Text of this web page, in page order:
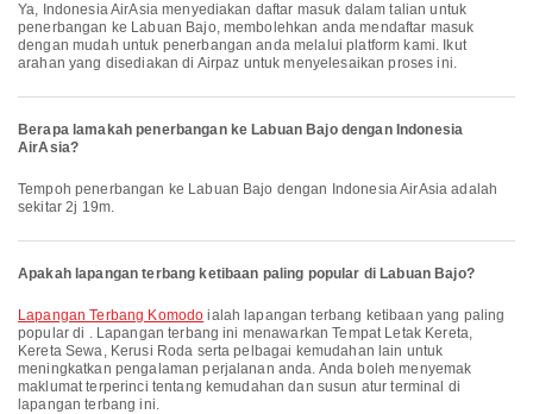
Ya, Indonesia AirAsia menyediakan daftar masuk dalam talian untuk
penerbangan ke Labuan Bajo, membolehkan anda mendaftar masuk
dengan mudah untuk penerbangan anda melalui platform kami. Ikut
arahan yang disediakan di Airpaz untuk menyelesaikan proses ini.
Berapa lamakah penerbangan ke Labuan Bajo dengan Indonesia
AirAsia?
Tempoh penerbangan ke Labuan Bajo dengan Indonesia AirAsia adalah
sekitar 2j 19m.
Apakah lapangan terbang ketibaan paling popular di Labuan Bajo?
Lapangan Terbang Komodo ialah lapangan terbang ketibaan yang paling
popular di . Lapangan terbang ini menawarkan Tempat Letak Kereta,
Kereta Sewa, Kerusi Roda serta pelbagai kemudahan lain untuk
meningkatkan pengalaman perjalanan anda. Anda boleh menyemak
maklumat terperinci tentang kemudahan dan susun atur terminal di
lapangan terbang ini.